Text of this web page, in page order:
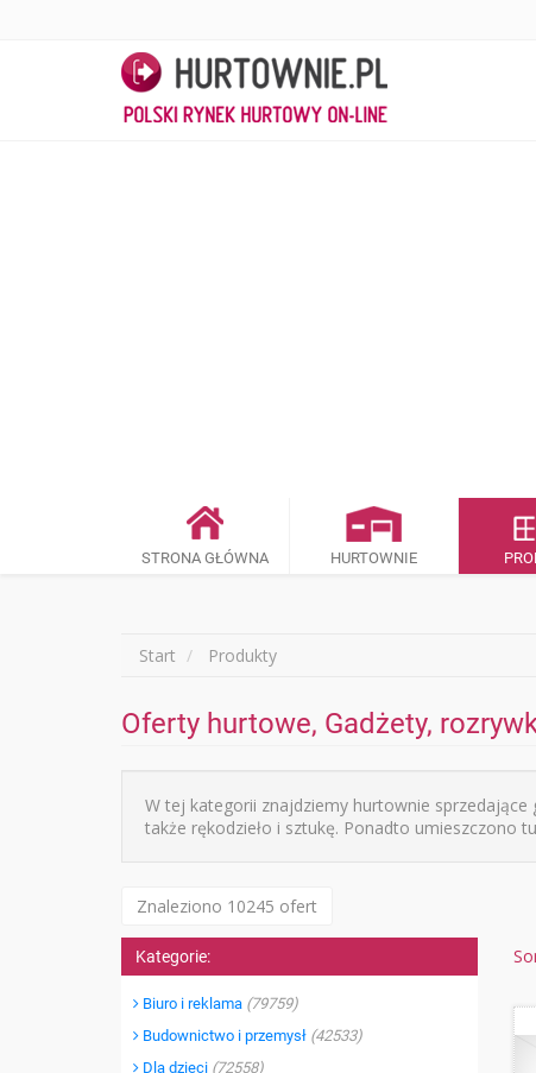
STRONA GŁÓWNA HURTOWNIE
Start Produkty
Oferty hurtowe, Gadżety,
W tej kategorii znajdziemy hurtownie
także rękodzieło i sztukę. Ponadto umieszczono
Znaleziono 10245 ofert
Kategorie:
Biuro i reklama (79759)
Budownictwo i przemysł (42533)
Dla dzieci (72558)